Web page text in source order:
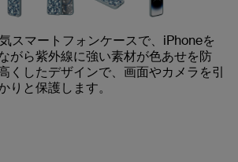
スマートフォンケースで、iPhoneを
がら紫外線に強い素材が色あせを防
くしたデザインで、画面やカメラを引
りと保護します。